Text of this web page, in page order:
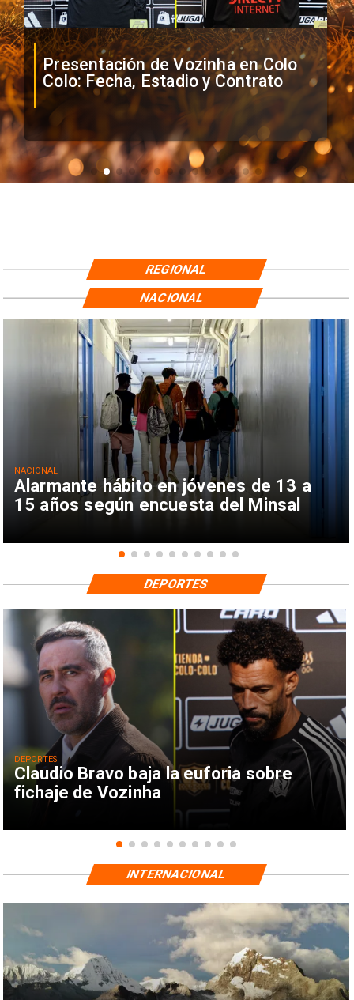
Presentación de Vozinha en Colo
Colo: Fecha, Estadio y Contrato
REGIONAL
Alarmante hábito en jóvenes de 13 a
15 años según encuesta del Minsal
NACIONAL
NACIONAL
Claudio Bravo baja la euforia sobre
fichaje de Vozinha
DEPORTES
DEPORTES
INTERNACIONAL